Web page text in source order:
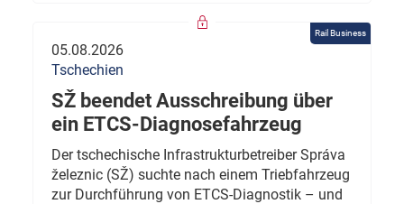
Rail Business
05.08.2026
Tschechien
SŽ beendet Ausschreibung über
ein ETCS-Diagnosefahrzeug
Der tschechische Infrastrukturbetreiber Správa
železnic (SŽ) suchte nach einem Triebfahrzeug
zur Durchführung von ETCS-Diagnostik – und